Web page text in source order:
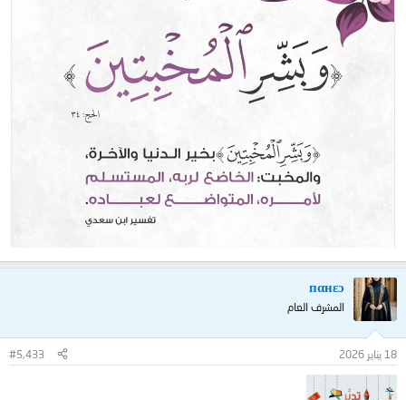
пαнεɔ
المشرف العام
18 يناير 2026 #5,433